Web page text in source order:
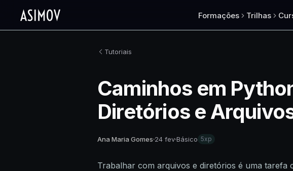
Formações Trilhas
Tutoriais
Caminhos em
Diretórios e
Ana Maria Gomes 24 fevBásico 5xp
Trabalhar com arquivos e diretórios é uma tarefa